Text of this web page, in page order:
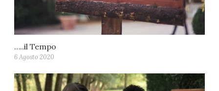
…..il Tempo
6 Agosto 2020